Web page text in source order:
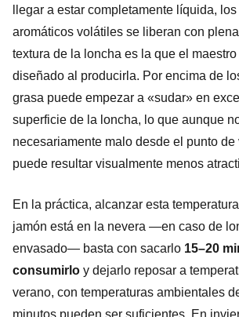
llegar a estar completamente líquida,
aromáticos volátiles se liberan con
textura de la loncha es la que el
diseñado al producirla. Por encima de
grasa puede empezar a «sudar» en
superficie de la loncha, lo que aunque
necesariamente malo desde el punto de
puede resultar visualmente menos
En la práctica, alcanzar esta
jamón está en la nevera —en caso de
envasado— basta con sacarlo 15–20
consumirlo y dejarlo reposar a
verano, con temperaturas ambientales
minutos pueden ser suficientes. En